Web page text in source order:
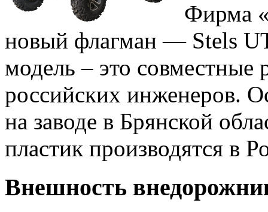
Фирма
новый флагман — Stels
модель – это совместные
российских инженеров.
на заводе в Брянской
пластик производятся в
Внешность